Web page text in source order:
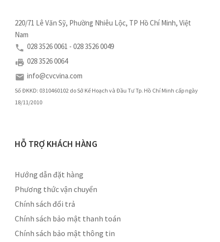
220/71 Lê Văn Sỹ, Phường Nhiêu Lộc, TP Hồ Chí Minh, Việt
Nam
028 3526 0061 - 028 3526 0049
028 3526 0064
info@cvcvina.com
Số ĐKKD: 0310460102 do Sở Kế Hoạch và Đầu Tư Tp. Hồ Chí Minh cấp ngày
18/11/2010
HỖ TRỢ KHÁCH HÀNG
Hướng dẫn đặt hàng
Phương thức vận chuyển
Chính sách đổi trả
Chính sách bảo mật thanh toán
Chính sách bảo mật thông tin